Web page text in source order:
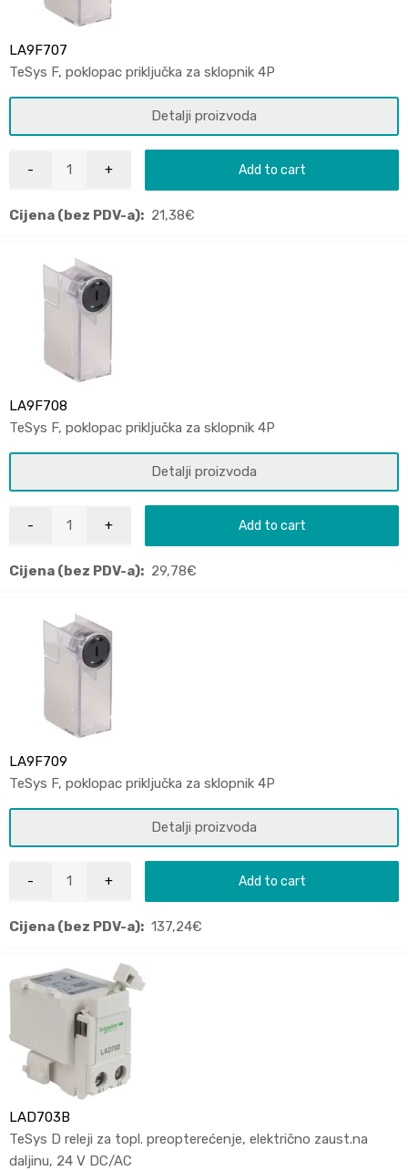
LA9F707
TeSys F, poklopac priključka za sklopnik 4P
Detalji proizvoda
Add to cart
Cijena (bez PDV-a): 21,38€
LA9F708
TeSys F, poklopac priključka za sklopnik 4P
Detalji proizvoda
Add to cart
Cijena (bez PDV-a): 29,78€
LA9F709
TeSys F, poklopac priključka za sklopnik 4P
Detalji proizvoda
Add to cart
Cijena (bez PDV-a): 137,24€
LAD703B
TeSys D releji za topl. preopterećenje, električno zaust.na
daljinu, 24 V DC/AC